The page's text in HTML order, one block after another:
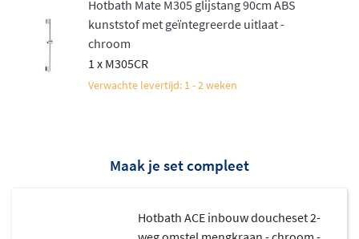
Hotbath Mate M305 glijstang 90cm ABS
kunststof met geïntegreerde uitlaat -
chroom
1 x M305CR
Verwachte levertijd: 1 - 2 weken
Maak je set compleet
Hotbath ACE inbouw doucheset 2-